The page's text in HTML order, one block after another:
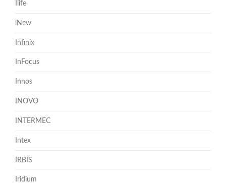
Ilife
iNew
Infinix
InFocus
Innos
INOVO
INTERMEC
Intex
IRBIS
Iridium